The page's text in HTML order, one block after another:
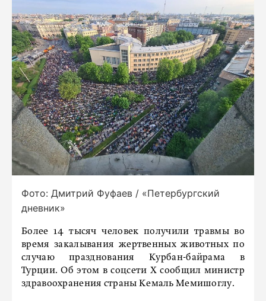
Фото: Дмитрий Фуфаев / «Петербургский
дневник»
Более 14 тысяч человек получили травмы во
время закалывания жертвенных животных по
случаю празднования Курбан-байрама в
Турции. Об этом в соцсети X сообщил министр
здравоохранения страны Кемаль Мемишоглу.